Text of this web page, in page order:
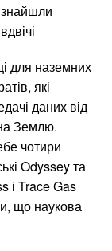
для наземних
які
даних від
Землю.
чотири
Odyssey та
і Trace Gas
що наукова